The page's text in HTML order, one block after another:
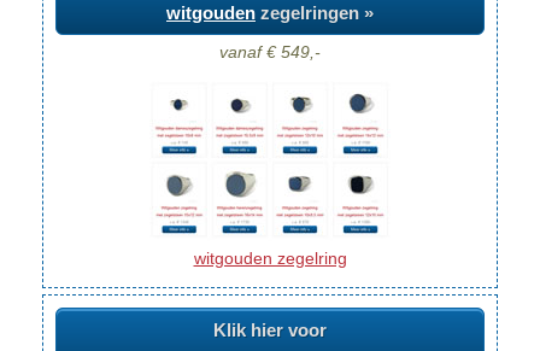
witgouden zegelringen »
vanaf € 549,-
witgouden zegelring
Klik hier voor